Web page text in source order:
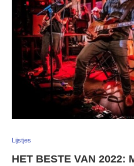
Lijstjes
HET BESTE VAN 2022: